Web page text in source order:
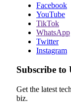
Facebook
YouTube
TikTok
WhatsApp
Twitter
Instagram
Subscribe to
Get the latest
biz.